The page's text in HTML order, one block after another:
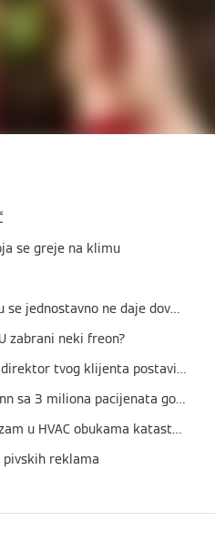
se greje na klimu
Ovom Viessmann patentu se jednostavno ne daje dovoljan respekt
zabrani neki freon?
6 pitanja koja finansijski direktor tvog klijenta postavi pre svake ozbiljne investicije u HVAC
Kakve veze ima Viessmann sa 3 miliona pacijenata godišnje?
Zašto je PowerPoint turizam u HVAC obukama katastrofa
pivskih reklama